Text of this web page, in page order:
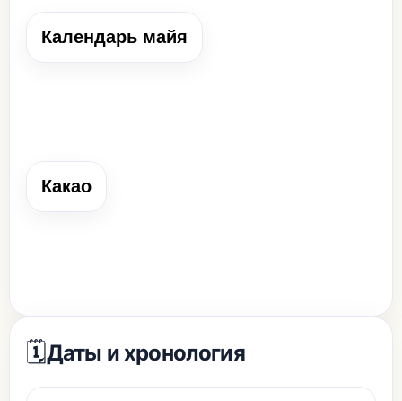
Календарь майя
Система счёта времени с 365 днями в году.
Какао
Культура, выращивавшаяся в Америке и неизвестная
🗓️Даты и хронология